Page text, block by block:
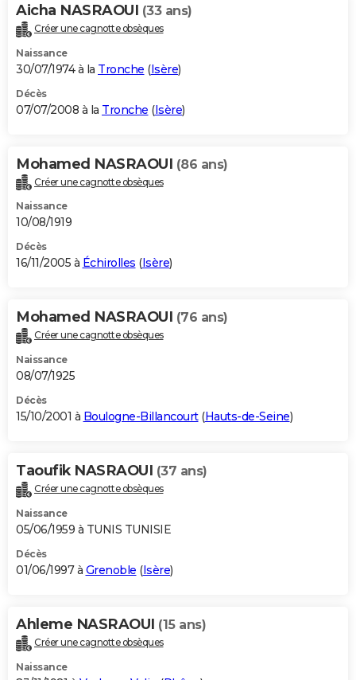
Aicha NASRAOUI (33 ans)
Créer une cagnotte obsèques
Naissance
30/07/1974 à la Tronche (Isère)
Décès
07/07/2008 à la Tronche (Isère)
Mohamed NASRAOUI (86 ans)
Créer une cagnotte obsèques
Naissance
10/08/1919
Décès
16/11/2005 à Échirolles (Isère)
Mohamed NASRAOUI (76 ans)
Créer une cagnotte obsèques
Naissance
08/07/1925
Décès
15/10/2001 à Boulogne-Billancourt(Hauts-de-Seine)
Taoufik NASRAOUI (37 ans)
Créer une cagnotte obsèques
Naissance
05/06/1959 à TUNIS TUNISIE
Décès
01/06/1997 à Grenoble (Isère)
Ahleme NASRAOUI (15 ans)
Créer une cagnotte obsèques
Naissance